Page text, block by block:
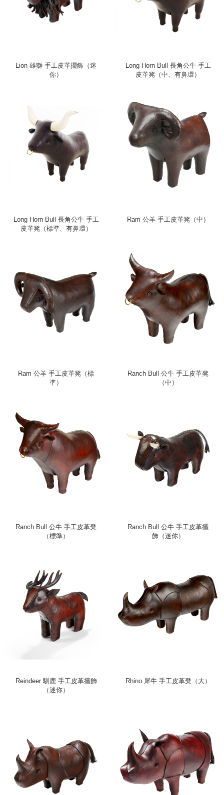
Lion 雄獅 手工皮革擺飾（迷
你）
Long Horn Bull 長角公牛 手工
皮革凳（中、有鼻環）
Long Horn Bull 長角公牛 手工
皮革凳（標準、有鼻環）
Ram 公羊 手工皮革凳（中）
Ram 公羊 手工皮革凳（標
準）
Ranch Bull 公牛 手工皮革凳
（中）
Ranch Bull 公牛 手工皮革凳
（標準）
Ranch Bull 公牛 手工皮革擺
飾（迷你）
Reindeer 馴鹿 手工皮革擺飾
（迷你）
Rhino 犀牛 手工皮革凳（大）